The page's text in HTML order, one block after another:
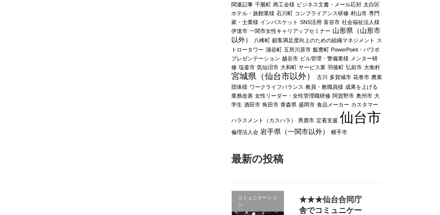
関連記事 千厩町 商工会様 ビジネス文書・メール応対 太白区
ホテル・旅館業様 石川町 コンプライアンス研修 村山市 専門
家・士業様 インバスケット SNS活用 富谷市 社会福祉法人様
伊達市 一関市女性キャリアップセミナー 山形県（山形市
以外）
八峰町 顧客満足度向上のための組織マネジメント ス
トロータワー 涌谷町 五所川原市 飯豊町 PowerPoint・パワポ
プレゼンテーション 越谷市 ビル管理・警備業様 メンター研
修 塩釜市 気仙沼市 大和町 サービス業 羽後町 弘前市 大衡村
宮城県（仙台市以外） 古川 多賀城市 花巻市 農業
団体様 ワークライフバランス 教員・教職員様 成果を上げる
業務改善 女性リーダー・女性管理職研修 阿賀野市 奥州市 大
学生 酒田市 角田市 青森県 盛岡市 食品メーカー カスタマー
ハラスメント（カスハラ） 男鹿市 定着支援 仙台市
倫理法人会 岩手県（一関市以外） 横手市
最新の投稿
コミュニケーショ
ン
★★★仙台合同庁
舎でコミュニケー